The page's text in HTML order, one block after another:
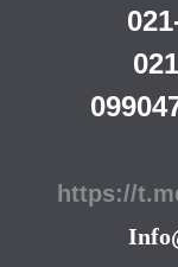
https://